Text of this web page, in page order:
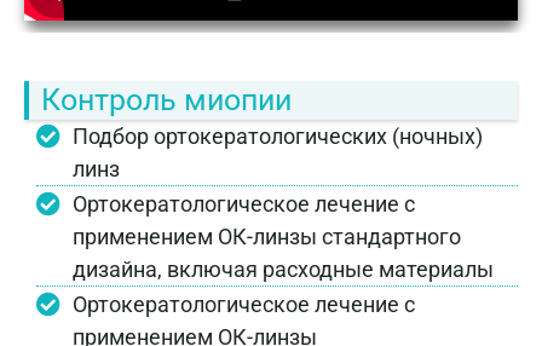
Контроль миопии
Подбор ортокератологических (ночных)
линз
Ортокератологическое лечение с
применением ОК-линзы стандартного
дизайна, включая расходные материалы
Ортокератологическое лечение с
применением ОК-линзы